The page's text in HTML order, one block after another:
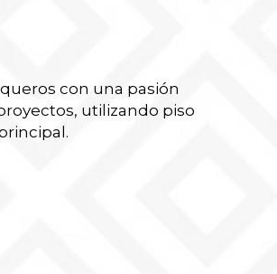
con una pasión
utilizando piso